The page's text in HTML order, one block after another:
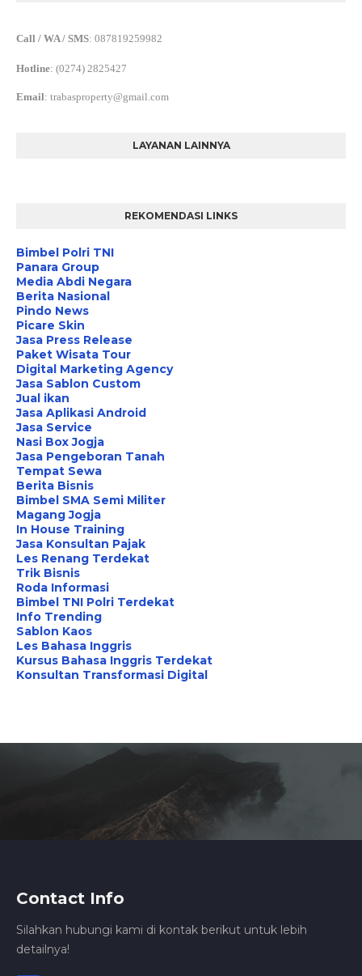
Call / WA / SMS: 087819259982
Hotline: (0274) 2825427
Email: trabasproperty@gmail.com
LAYANAN LAINNYA
REKOMENDASI LINKS
Bimbel Polri TNI
Panara Group
Media Abdi Negara
Berita Nasional
Pindo News
Picare Skin
Jasa Press Release
Paket Wisata Tour
Digital Marketing Agency
Jasa Sablon Custom
Jual ikan
Jasa Aplikasi Android
Jasa Service
Nasi Box Jogja
Jasa Pengeboran Tanah
Tempat Sewa
Berita Bisnis
Bimbel SMA Semi Militer
Magang Jogja
In House Training
Jasa Konsultan Pajak
Les Renang Terdekat
Trik Bisnis
Roda Informasi
Bimbel TNI Polri Terdekat
Info Trending
Sablon Kaos
Les Bahasa Inggris
Kursus Bahasa Inggris Terdekat
Konsultan Transformasi Digital
Contact Info
Silahkan hubungi kami di kontak berikut untuk lebih
detailnya!